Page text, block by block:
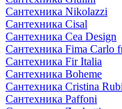
Сантехника Nikolazzi
Сантехника Cisal
Сантехника Cea Design
Сантехника Fima Carlo
Сантехника Fir Italia
Сантехника Boheme
Сантехника Cristina
Сантехника Paffoni